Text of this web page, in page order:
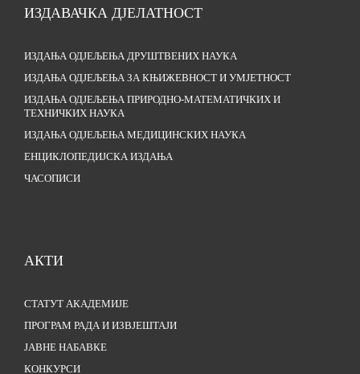
ИЗДАВАЧКА ДЈЕЛАТНОСТ
ИЗДАЊА ОДЈЕЉЕЊА ДРУШТВЕНИХ НАУКА
ИЗДАЊА ОДЈЕЉЕЊА ЗА КЊИЖЕВНОСТ И УМЈЕТНОСТ
ИЗДАЊА ОДЈЕЉЕЊА ПРИРОДНО-МАТЕМАТИЧКИХ И
ТЕХНИЧКИХ НАУКА
ИЗДАЊА ОДЈЕЉЕЊА МЕДИЦИНСКИХ НАУКА
ЕНЦИКЛОПЕДИЈСКА ИЗДАЊА
ЧАСОПИСИ
АКТИ
СТАТУТ АКАДЕМИЈЕ
ПРОГРАМ РАДА И ИЗВЈЕШТАЈИ
ЈАВНЕ НАБАВКЕ
КОНКУРСИ